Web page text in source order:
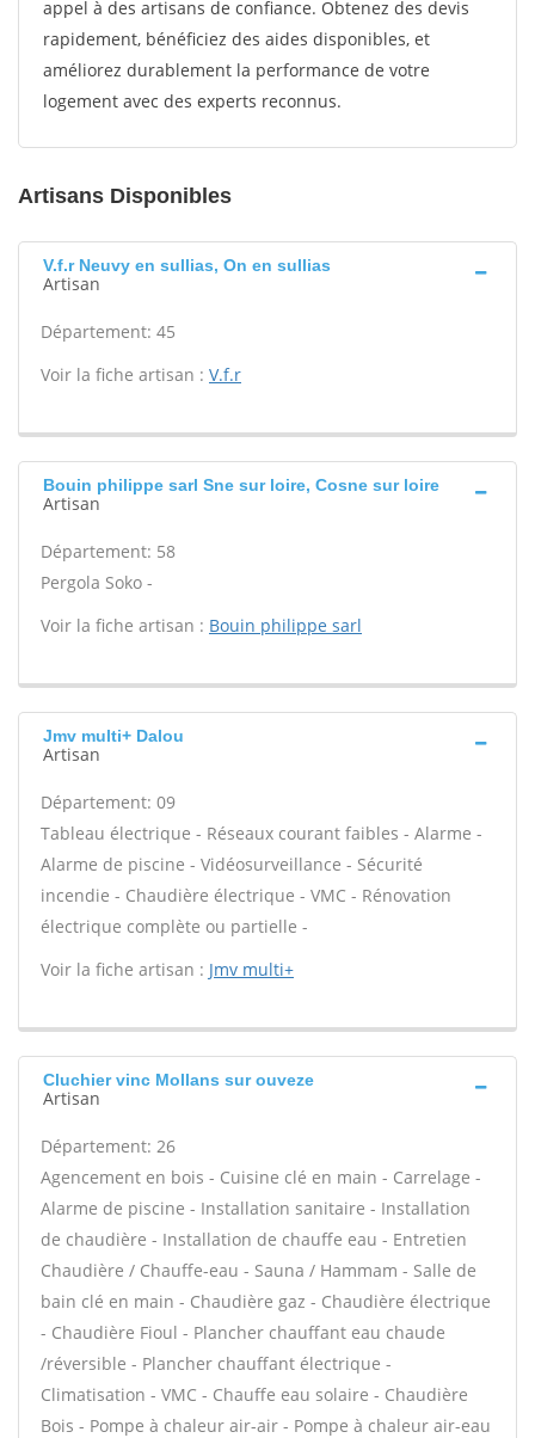
appel à des artisans de confiance. Obtenez des devis
rapidement, bénéficiez des aides disponibles, et
améliorez durablement la performance de votre
logement avec des experts reconnus.
Artisans Disponibles
V.f.r Neuvy en sullias, On en sullias
Artisan
Département: 45
Voir la fiche artisan : V.f.r
Bouin philippe sarl Sne sur loire, Cosne sur loire
Artisan
Département: 58
Pergola Soko -
Voir la fiche artisan : Bouin philippe sarl
Jmv multi+ Dalou
Artisan
Département: 09
Tableau électrique - Réseaux courant faibles - Alarme -
Alarme de piscine - Vidéosurveillance - Sécurité
incendie - Chaudière électrique - VMC - Rénovation
électrique complète ou partielle -
Voir la fiche artisan : Jmv multi+
Cluchier vinc Mollans sur ouveze
Artisan
Département: 26
Agencement en bois - Cuisine clé en main - Carrelage -
Alarme de piscine - Installation sanitaire - Installation
de chaudière - Installation de chauffe eau - Entretien
Chaudière / Chauffe-eau - Sauna / Hammam - Salle de
bain clé en main - Chaudière gaz - Chaudière électrique
- Chaudière Fioul - Plancher chauffant eau chaude
/réversible - Plancher chauffant électrique -
Climatisation - VMC - Chauffe eau solaire - Chaudière
Bois - Pompe à chaleur air-air - Pompe à chaleur air-eau